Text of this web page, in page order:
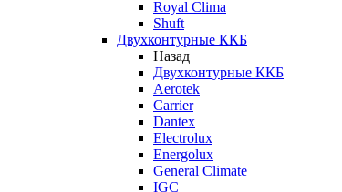
Royal Clima
Shuft
Двухконтурные ККБ
Назад
Двухконтурные ККБ
Aerotek
Carrier
Dantex
Electrolux
Energolux
General Climate
IGC